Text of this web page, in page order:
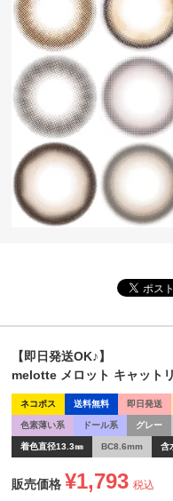
【即日発送OK♪】
melotte メロット キャット
ネコポス 送料無料 即日発送
色素薄い系 ドール系 グレー
着色直径13.3㎜ BC8.6mm 含
販売価格 ¥1,793 税込